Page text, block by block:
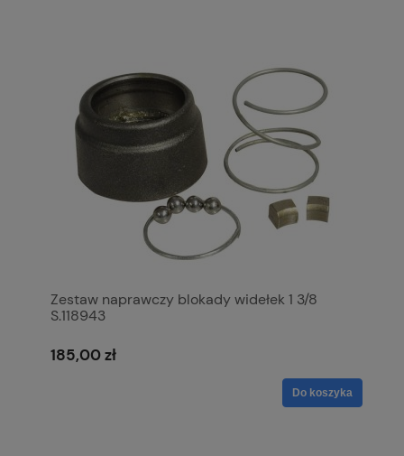
Zestaw naprawczy blokady widełek 1 3/8
S.118943
185,00 zł
Do koszyka